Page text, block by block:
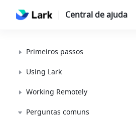
Central de ajuda
Primeiros passos
Using Lark
Working Remotely
Perguntas comuns